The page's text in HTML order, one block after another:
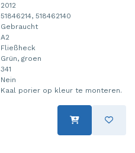
2012
51846214, 518462140
Gebraucht
A2
Fließheck
Grün, groen
341
Nein
Kaal porier op kleur te monteren.